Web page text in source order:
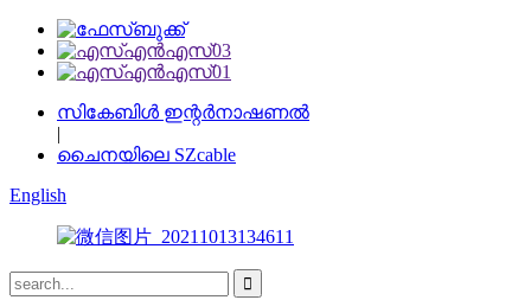
സികേബിൾ ഇന്റർനാഷണൽ
|
ചൈനയിലെ SZcable
English